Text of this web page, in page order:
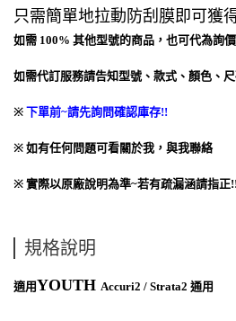
只需簡單地拉動防刮膜即可獲
如需 100% 其他型號的商品，也可代為詢價
如需代訂服務請告知型號、款式、顏色、尺
※ 下單前~請先詢問確認庫存!!
※ 如有任何問題可看關於我，與我聯絡
※ 實際以原廠說明為準~若有疏漏涵請指正!!
規格說明
適用YOUTH Accuri2 / Strata2 通用